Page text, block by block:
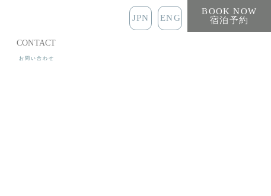
JPN ENG
BOOK NOW
宿泊予約
CONTACT